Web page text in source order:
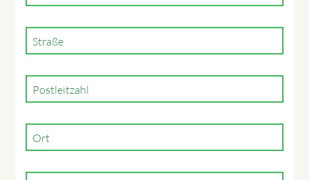
Straße
Postleitzahl
Ort